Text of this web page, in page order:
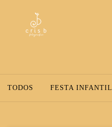
TODOS FESTA INFANTIL